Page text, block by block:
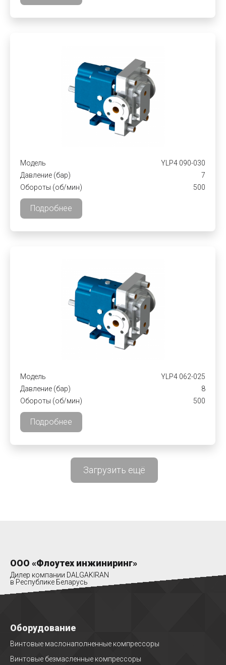
Модель
YLP4 090-030
Давление (бар)
7
Обороты (об/мин)
500
Подробнее
Модель
YLP4 062-025
Давление (бар)
8
Обороты (об/мин)
500
Подробнее
Загрузить ещё
ООО «Флоутех инжиниринг»
Дилер компании DALGAKIRAN
в Республике Беларусь
Оборудование
Винтовые маслонаполненные компрессоры
Винтовые безмасленные компрессоры